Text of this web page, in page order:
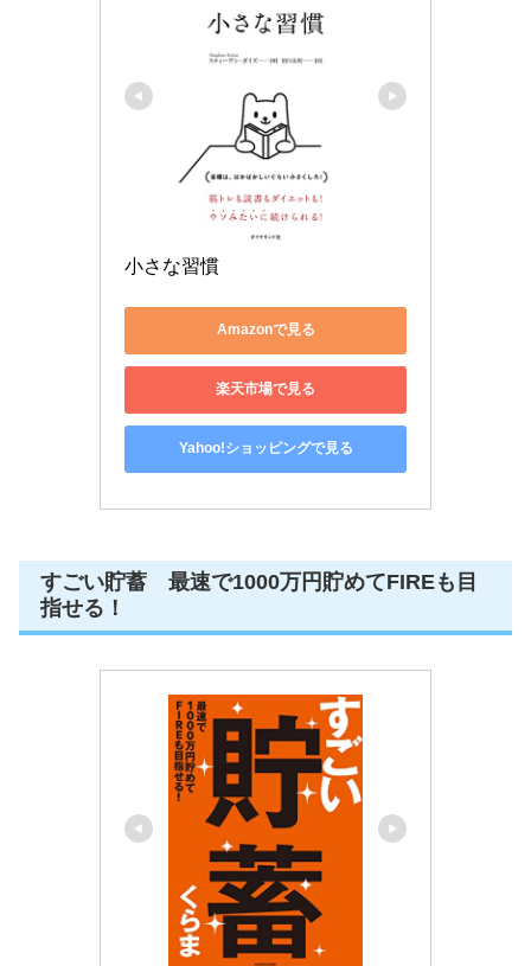
小さな習慣
Amazonで見る
楽天市場で見る
Yahoo!ショッピングで見る
すごい貯蓄 最速で1000万円貯めてFIREも目
指せる！